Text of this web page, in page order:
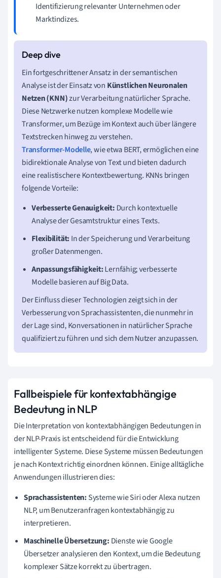
Identifizierung relevanter Unternehmen oder
Marktindizes.
Ein fortgeschrittener Ansatz in der semantischen
Analyse ist der Einsatz von Künstlichen Neuronalen
Netzen (KNN)zur Verarbeitung natürlicher Sprache.
Diese Netzwerke nutzen komplexe Modelle wie
Transformer, um Bezüge im Kontext auch über längere
Textstrecken hinweg zu verstehen.
Transformer-Modelle, wie etwa BERT, ermöglichen eine
bidirektionale Analyse von Text und bieten dadurch
eine realistischere Kontextbewertung. KNNs bringen
folgende Vorteile:
Verbesserte Genauigkeit: Durch kontextuelle
Analyse der Gesamtstruktur eines Texts.
Flexibilität: In der Speicherung und Verarbeitung
großer Datenmengen.
Anpassungsfähigkeit:Lernfähig; verbesserte
Modelle basieren auf Big Data.
Der Einfluss dieser Technologien zeigt sich in der
Verbesserung von Sprachassistenten, die nunmehr in
der Lage sind, Konversationen in natürlicher Sprache
qualifiziert zu führen und sich dem Nutzer anzupassen.
Fallbeispiele für kontextabhängige
Bedeutung in NLP
Die Interpretation von kontextabhängigen Bedeutungen in
der NLP-Praxis ist entscheidend für die Entwicklung
intelligenter Systeme. Diese Systeme müssen Bedeutungen
je nach Kontext richtig einordnen können. Einige alltägliche
Anwendungen illustrieren dies:
Sprachassistenten: Systeme wie Siri oder Alexa nutzen
NLP, um Benutzeranfragen kontextabhängig zu
interpretieren.
Maschinelle Übersetzung: Dienste wie Google
Übersetzer analysieren den Kontext, um die Bedeutung
komplexer Sätze korrekt zu übertragen.